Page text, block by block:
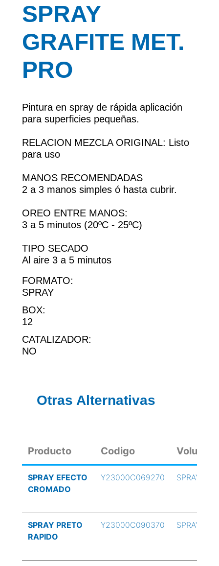
SPRAY
GRAFITE MET.
PRO
Pintura en spray de rápida aplicación
para superficies pequeñas.
RELACION MEZCLA ORIGINAL: Listo
para uso
MANOS RECOMENDADAS
2 a 3 manos simples ó hasta cubrir.
OREO ENTRE MANOS:
3 a 5 minutos (20ºC - 25ºC)
TIPO SECADO
Al aire 3 a 5 minutos
FORMATO:
SPRAY
BOX:
12
CATALIZADOR:
NO
Otras Alternativas
Producto Codigo Volumen
SPRAY EFECTO
CROMADO
Y23000C069270 SPRAY
SPRAY PRETO
RAPIDO
Y23000C090370 SPRAY